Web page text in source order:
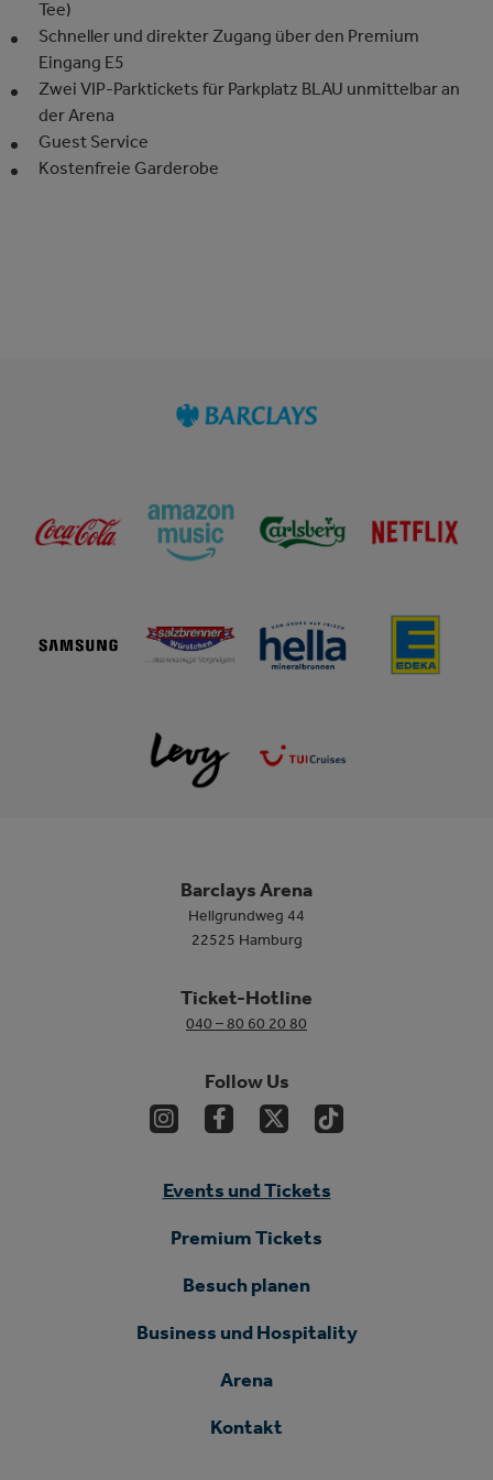
Tee)
Schneller und direkter Zugang über den Premium
Eingang E5
Zwei VIP-Parktickets für Parkplatz BLAU unmittelbar an
der Arena
Guest Service
Kostenfreie Garderobe
Barclays Arena
Hellgrundweg 44
22525 Hamburg
Ticket-Hotline
040 – 80 60 20 80
Follow Us
Events und Tickets
Premium Tickets
Besuch planen
Business und Hospitality
Arena
Kontakt